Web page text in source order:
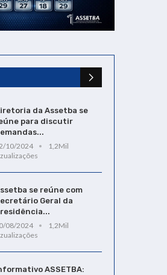
da Assetba se
para discutir
10/2024
1,2Mil
se reúne com
Geral da
08/2024
1,2Mil
ASSETBA: